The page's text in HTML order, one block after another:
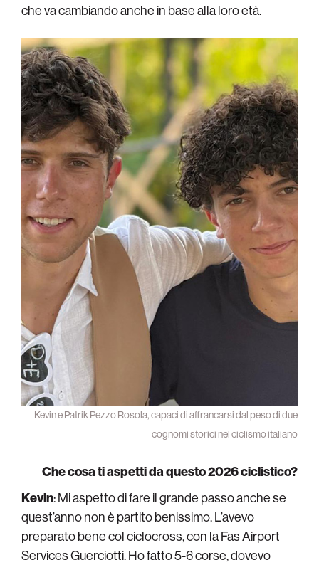
che va cambiando anche in base alla loro età.
Kevin e Patrik Pezzo Rosola, capaci di affrancarsi dal peso di due
cognomi storici nel ciclismo italiano
Che cosa ti aspetti da questo 2026 ciclistico?
Kevin: Mi aspetto di fare il grande passo anche se
quest’anno non è partito benissimo. L’avevo
preparato bene col ciclocross, con laFas Airport
Services Guerciotti. Ho fatto 5-6 corse, dovevo